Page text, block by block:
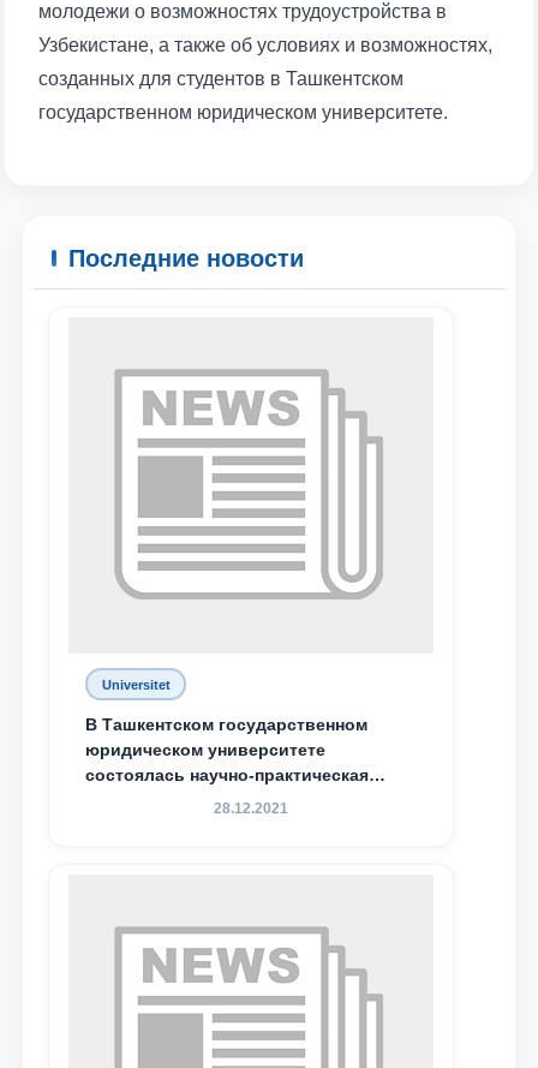
Ваш номер телефона
отправить
молодежи о возможностях трудоустройства в
Узбекистане, а также об условиях и возможностях,
созданных для студентов в Ташкентском
государственном юридическом университете.
Последние новости
Universitet
В Ташкентском государственном
юридическом университете
состоялась научно-практическая
конференция магистрантов
28.12.2021